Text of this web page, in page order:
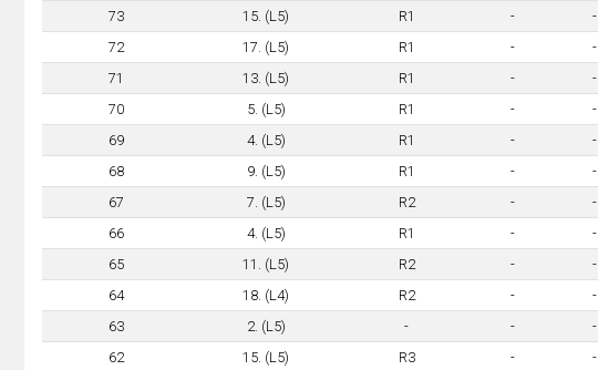
73
15. (L5) R1 - -
72
17. (L5) R1 - -
71
13. (L5) R1 - -
70
5. (L5) R1 - -
69
4. (L5) R1 - -
68
9. (L5) R1 - -
67
7. (L5) R2 - -
66
4. (L5) R1 - -
65
11. (L5) R2 - -
64
18. (L4) R2 - -
63
2. (L5) - - -
62
15. (L5) R3 - -